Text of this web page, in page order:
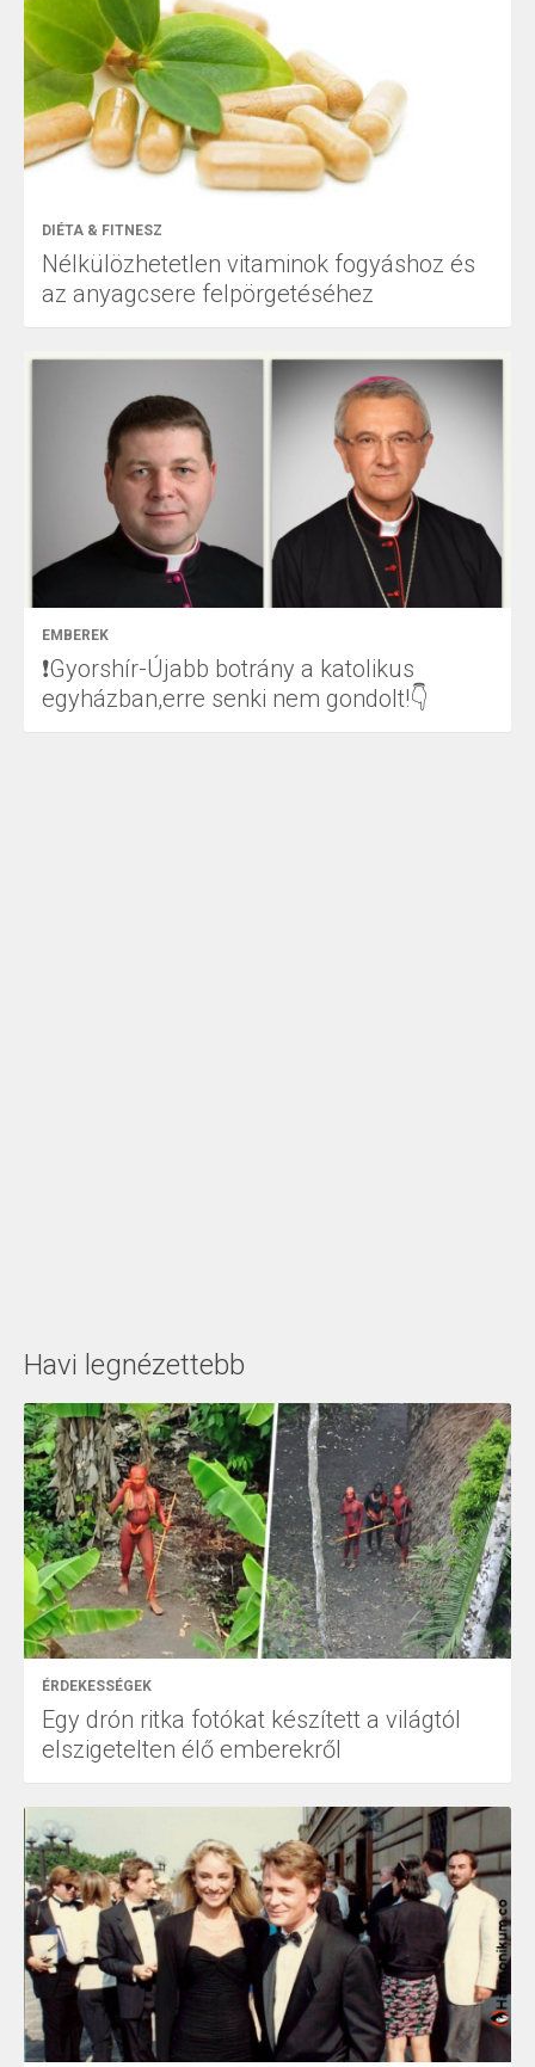
DIÉTA & FITNESZ
Nélkülözhetetlen vitaminok fogyáshoz és
az anyagcsere felpörgetéséhez
EMBEREK
❗Gyorshír-Újabb botrány a katolikus
egyházban,erre senki nem gondolt!👇
Havi legnézettebb
ÉRDEKESSÉGEK
Egy drón ritka fotókat készített a világtól
elszigetelten élő emberekről